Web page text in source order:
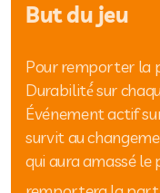
But du jeu
Pour remporter la
Durabilité́ sur
Événement actif
survit au
qui aura amassé le